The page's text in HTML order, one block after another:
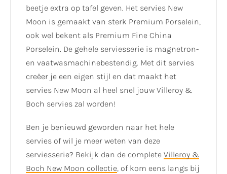
beetje extra op tafel geven. Het servies New
Moon is gemaakt van sterk Premium Porselein,
ook wel bekent als Premium Fine China
Porselein. De gehele serviesserie is magnetron-
en vaatwasmachinebestendig. Met dit servies
creëer je een eigen stijl en dat maakt het
servies New Moon al heel snel jouw Villeroy &
Boch servies zal worden!
Ben je benieuwd geworden naar het hele
servies of wil je meer weten van deze
serviesserie? Bekijk dan de complete Villeroy &
Boch New Moon collectie, of kom eens langs bij